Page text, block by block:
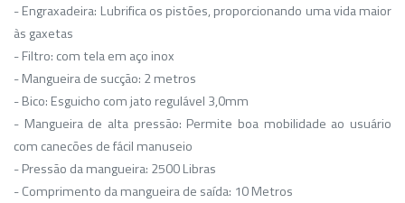
- Engraxadeira: Lubrifica os pistões, proporcionando uma vida maior
às gaxetas
- Filtro: com tela em aço inox
- Mangueira de sucção: 2 metros
- Bico: Esguicho com jato regulável 3,0mm
- Mangueira de alta pressão: Permite boa mobilidade ao usuário
com canecões de fácil manuseio
- Pressão da mangueira: 2500 Libras
- Comprimento da mangueira de saída: 10 Metros